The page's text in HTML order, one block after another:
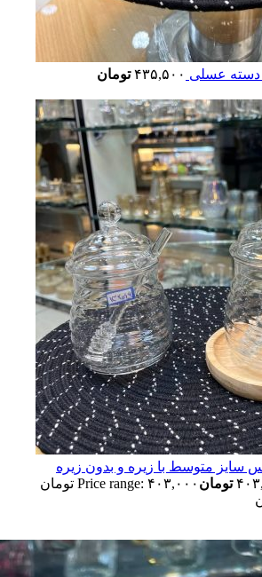
دسته عسلی ۴۳۵,۵۰۰ تومان
متوسط با زیره و بدون زیره
تومان
Price range: ۴۰۳,۰۰۰ تومان